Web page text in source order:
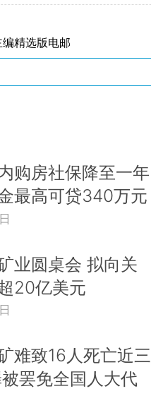
精选版电邮
购房社保降至一年
最高可贷340万元
业圆桌会 拟向关
20亿美元
难致16人死亡近三
罢免全国人大代